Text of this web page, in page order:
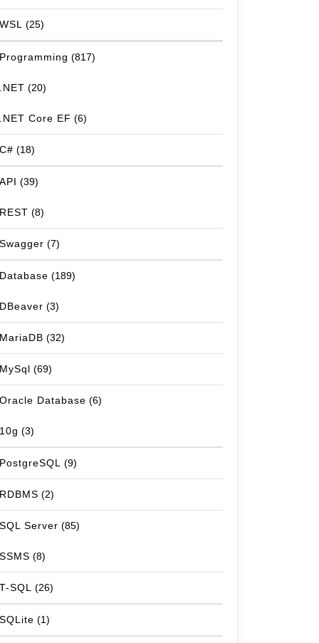
WSL (25)
Programming (817)
.NET (20)
.NET Core EF (6)
C# (18)
API (39)
REST (8)
Swagger (7)
Database (189)
DBeaver (3)
MariaDB (32)
MySql (69)
Oracle Database (6)
10g (3)
PostgreSQL (9)
RDBMS (2)
SQL Server (85)
SSMS (8)
T-SQL (26)
SQLite (1)